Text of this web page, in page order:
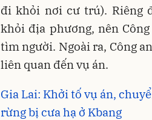
đi khỏi nơi cư trú). Riêng
khỏi địa phương, nên
tìm người. Ngoài ra, Công
liên quan đến vụ án.
Gia Lai: Khởi tố vụ án,
rừng bị cưa hạ ở Kbang